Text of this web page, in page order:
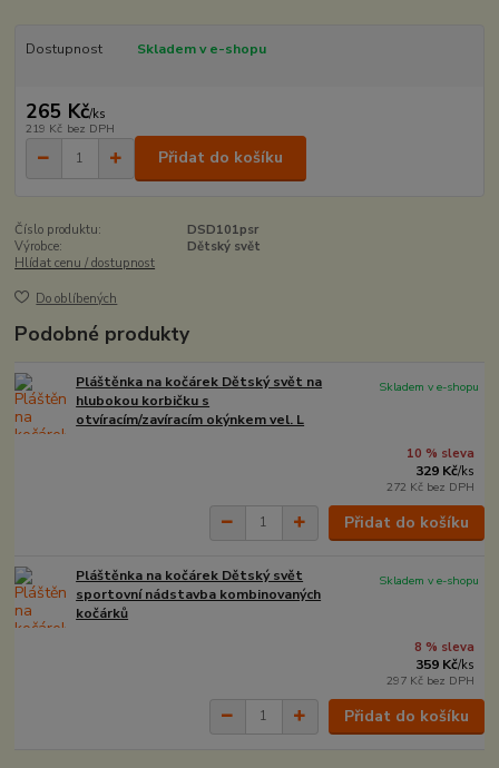
Dostupnost Skladem v e-shopu
265 Kč/ks
219 Kč bez DPH
Přidat do košíku
Číslo produktu:
DSD101psr
Výrobce:
Dětský svět
Hlídat cenu / dostupnost
Do oblíbených
Podobné produkty
Pláštěnka na kočárek Dětský svět na
hlubokou korbičku s
otvíracím/zavíracím okýnkem vel. L
10 % sleva
329 Kč/ks
272 Kč bez DPH
Skladem v e-shopu
Přidat do košíku
Pláštěnka na kočárek Dětský svět
sportovní nádstavba kombinovaných
kočárků
8 % sleva
359 Kč/ks
297 Kč bez DPH
Skladem v e-shopu
Přidat do košíku